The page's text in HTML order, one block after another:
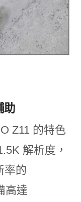
助
Z11 的特色
解析度，
率的
高達